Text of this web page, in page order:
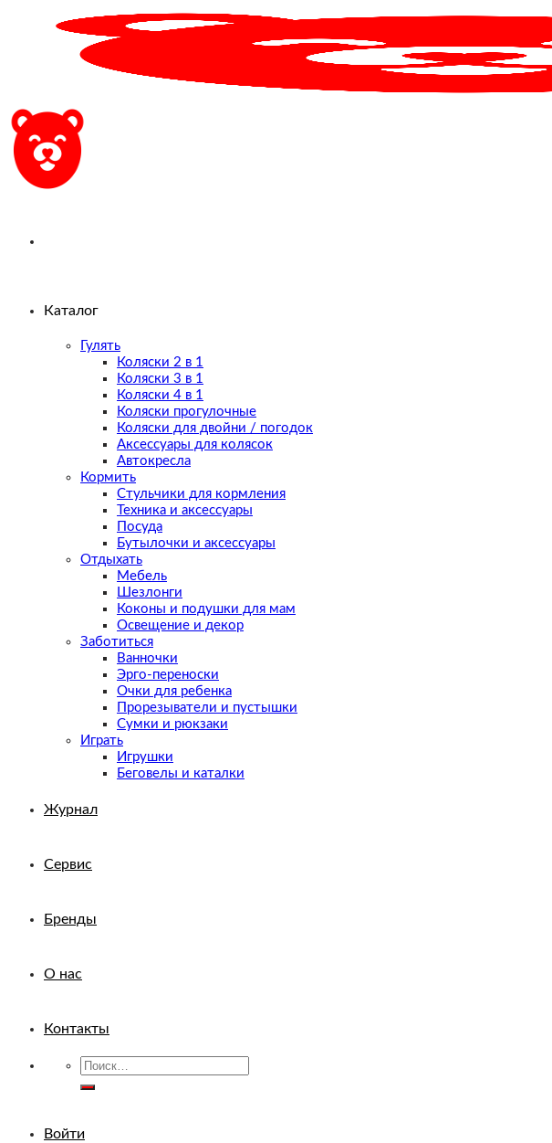
Каталог
Гулять
Коляски 2 в 1
Коляски 3 в 1
Коляски 4 в 1
Коляски прогулочные
Коляски для двойни / погодок
Аксессуары для колясок
Автокресла
Кормить
Стульчики для кормления
Техника и аксессуары
Посуда
Бутылочки и аксессуары
Отдыхать
Мебель
Шезлонги
Коконы и подушки для мам
Освещение и декор
Заботиться
Ванночки
Эрго-переноски
Очки для ребенка
Прорезыватели и пустышки
Сумки и рюкзаки
Играть
Игрушки
Беговелы и каталки
Журнал
Сервис
Бренды
О нас
Контакты
Искать:
Войти